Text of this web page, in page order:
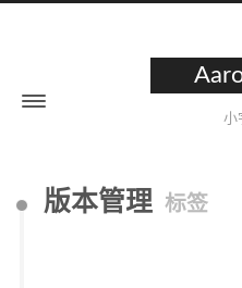
小
版本管理 标签